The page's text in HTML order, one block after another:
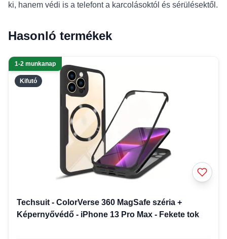
ki, hanem védi is a telefont a karcolásoktól és sérülésektől.
Hasonló termékek
Kifutó
1-2 munkanap
Techsuit - ColorVerse 360 MagSafe széria +
Képernyővédő - iPhone 13 Pro Max - Fekete tok